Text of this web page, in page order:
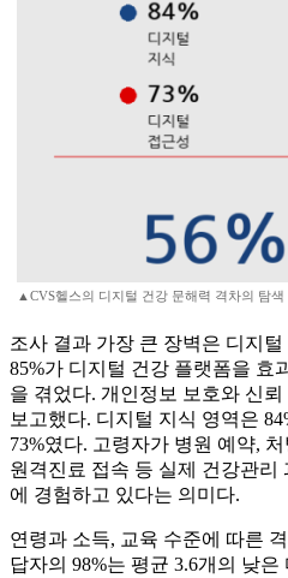
▲CVS헬스의 디지털 건강 문해력 격차의 탐
조사 결과 가장 큰 장벽은 디지
85%가 디지털 건강 플랫폼을 효
을 겪었다. 개인정보 보호와 신
보고했다. 디지털 지식 영역은
73%였다. 고령자가 병원 예약,
원격진료 접속 등 실제 건강관리
에 경험하고 있다는 의미다.
연령과 소득, 교육 수준에 따른
답자의 98%는 평균 3.6개의 낮